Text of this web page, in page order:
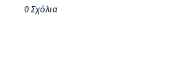
0 Σχόλια